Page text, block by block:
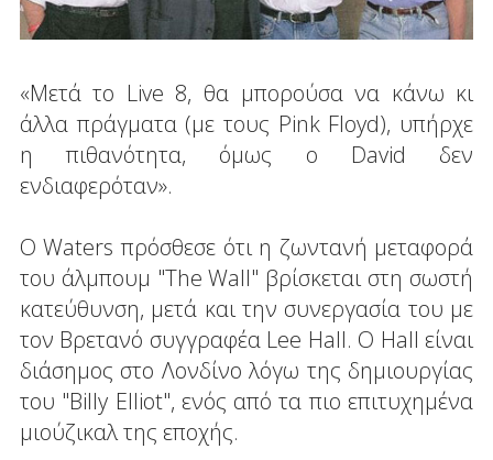
«Μετά το Live 8, θα μπορούσα να κάνω κι
άλλα πράγματα (με τους Pink Floyd), υπήρχε
η πιθανότητα, όμως ο David δεν
ενδιαφερόταν».
Ο Waters πρόσθεσε ότι η ζωντανή μεταφορά
του άλμπουμ "The Wall" βρίσκεται στη σωστή
κατεύθυνση, μετά και την συνεργασία του με
τον Βρετανό συγγραφέα Lee Hall. Ο Hall είναι
διάσημος στο Λονδίνο λόγω της δημιουργίας
του "Billy Elliot", ενός από τα πιο επιτυχημένα
μιούζικαλ της εποχής.